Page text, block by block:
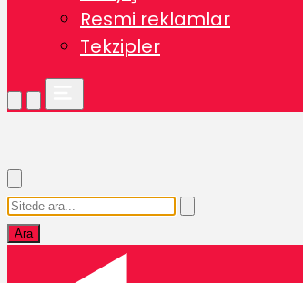
Resmi reklamlar
Tekzipler
Ara